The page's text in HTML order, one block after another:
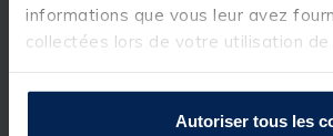
informations que vous leur avez
collectées lors de votre utilisation de
Autoriser tous les